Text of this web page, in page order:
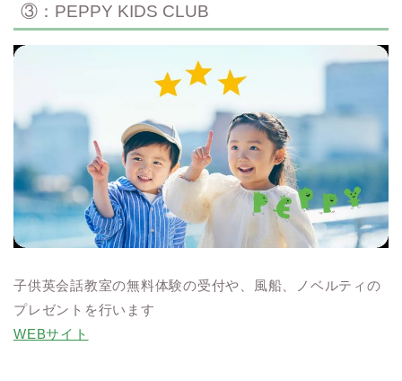
③：PEPPY KIDS CLUB
子供英会話教室の無料体験の受付や、風船、ノベルティの
プレゼントを行います
WEBサイト